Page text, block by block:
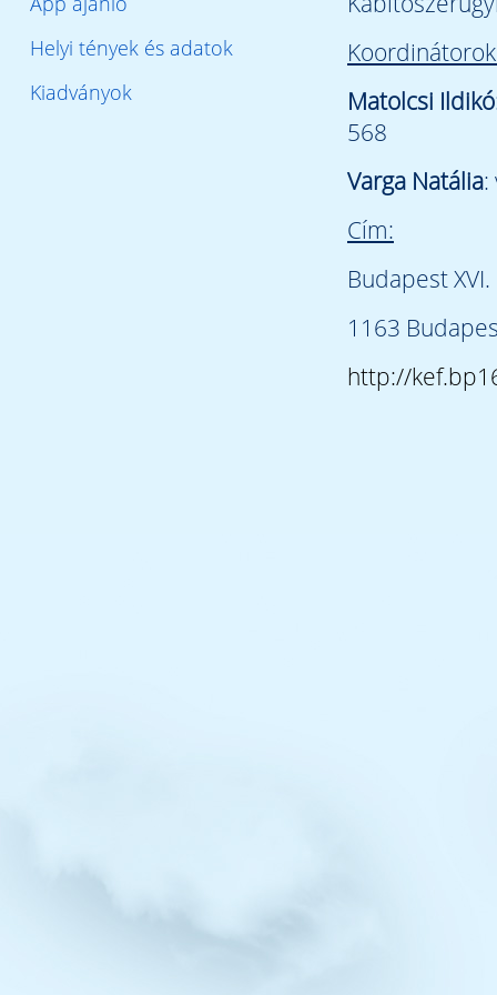
Helyi tények és adatok
Kiadványok
Matolcsi Ildikó
568
Varga Natália:
Cím:
Budapest
1163
http://